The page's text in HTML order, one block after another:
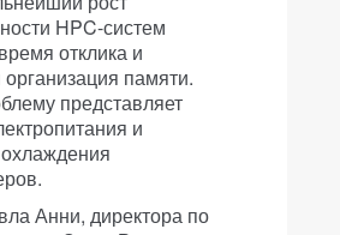
HPC-систем
отклика и
памяти.
представляет
и
Анни, директора по